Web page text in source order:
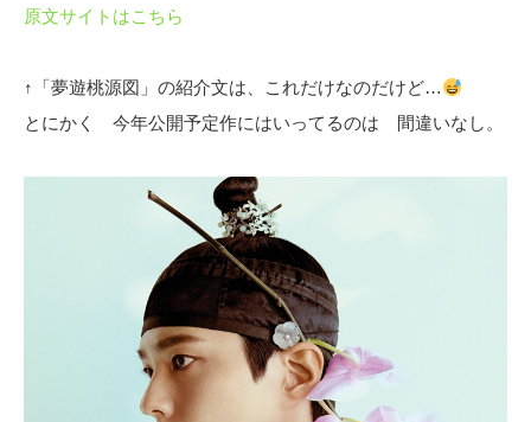
原文サイトはこちら
↑「夢遊桃源図」の紹介文は、これだけなのだけど…
とにかく 今年公開予定作にはいってるのは 間違いなし。